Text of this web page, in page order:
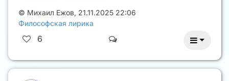
© Михаил Ежов, 21.11.2025 22:06
Философская лирика
6